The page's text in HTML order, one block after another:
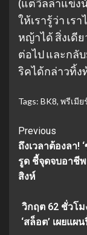
(แต่วิลล่าแข่ง
ให้เรารู้ว่า เ
หญ้าได้ สิ่งเดี
ต่อไป และกลั
ริคได้กล่าวทิ้ง
Tags: BK8, พรีเมีย
Continue
Reading
Previous
ถึงเวลาต้องลา!
รูด ชี้จุดจบอาชี
สิงห์
วิกฤต 62 ชั่วโม
‘สล็อต’ เผยแ